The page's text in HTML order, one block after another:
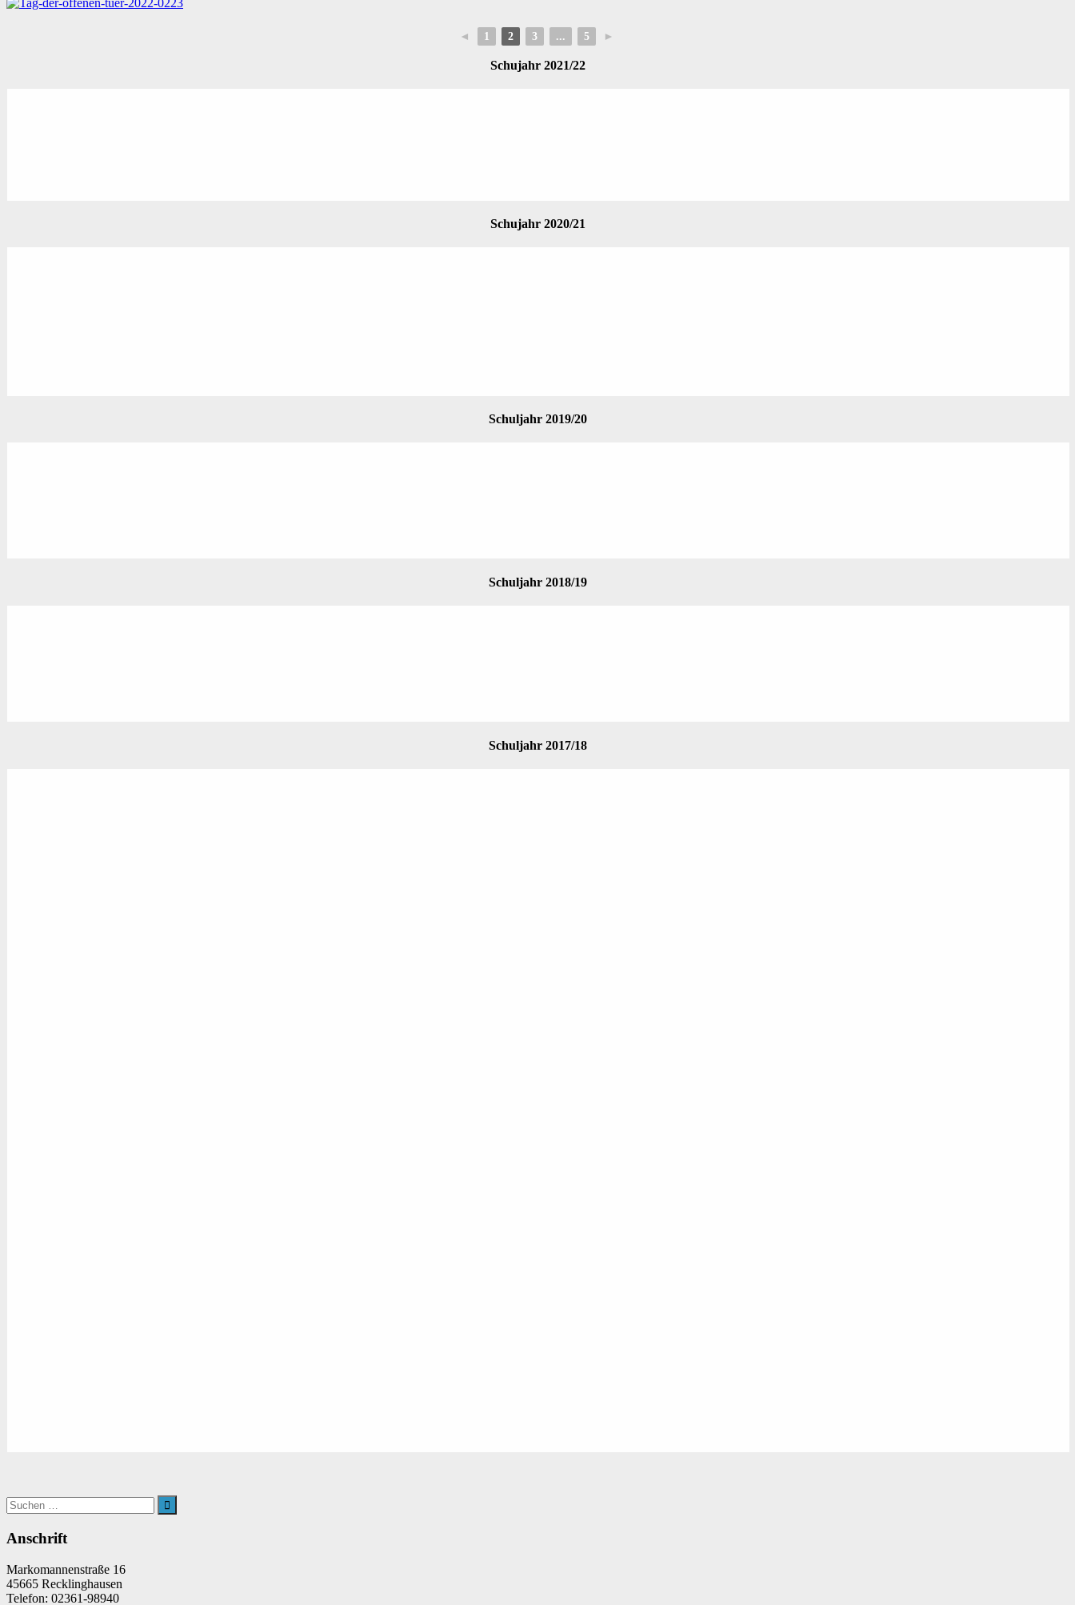
◄ 1 2 3 ... 5 ►
Schujahr 2021/22
Schujahr 2020/21
Schuljahr 2019/20
Schuljahr 2018/19
Schuljahr 2017/18
Suchen
nach:
Suchen
Anschrift
Markomannenstraße 16
45665 Recklinghausen
Telefon: 02361-98940